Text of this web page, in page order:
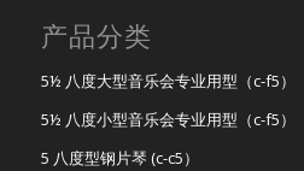
产品分类
5½ 八度大型音乐会专业用型（c-f5）
5½ 八度小型音乐会专业用型（c-f5）
5 八度型钢片琴 (c-c5）